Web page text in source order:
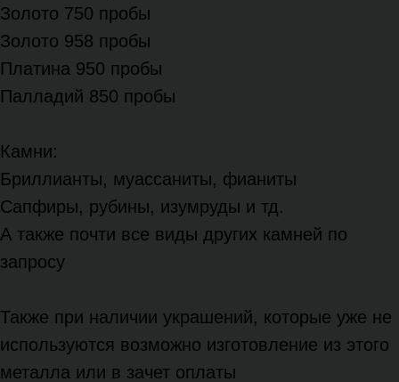
Золото 750 пробы
Золото 958 пробы
Платина 950 пробы
Палладий 850 пробы
Камни:
Бриллианты, муассаниты, фианиты
Сапфиры, рубины, изумруды и тд.
А также почти все виды других камней по
запросу
Также при наличии украшений, которые уже не
используются возможно изготовление из этого
металла или в зачет оплаты